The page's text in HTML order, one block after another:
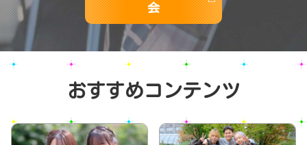
会
おすすめコンテンツ